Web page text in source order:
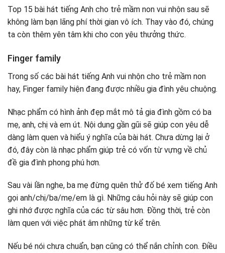
Top 15 bài hát tiếng Anh cho trẻ mầm non vui nhộn sau sẽ
không làm bạn lãng phí thời gian vô ích. Thay vào đó, chúng
ta còn thêm yên tâm khi cho con yêu thưởng thức.
Finger family
Trong số các bài hát tiếng Anh vui nhộn cho trẻ mầm non
hay, Finger family hiện đang được nhiều gia đình yêu chuộng.
Nhạc phẩm có hình ảnh đẹp mắt mô tả gia đình gồm có ba
mẹ, anh, chị và em út. Nội dung gần gũi sẽ giúp con yêu dễ
dàng làm quen và hiểu ý nghĩa của bài hát. Chưa dừng lại ở
đó, đây còn là nhạc phẩm giúp trẻ có vốn từ vựng về chủ
đề gia đình phong phú hơn.
Sau vài lần nghe, ba mẹ đừng quên thử đố bé xem tiếng Anh
gọi anh/chị/ba/mẹ/em là gì. Những câu hỏi này sẽ giúp con
ghi nhớ được nghĩa của các từ sâu hơn. Đồng thời, trẻ còn
làm quen với việc phát âm những từ kể trên.
Nếu bé nói chưa chuẩn, bạn cũng có thể nắn chỉnh con. Điều